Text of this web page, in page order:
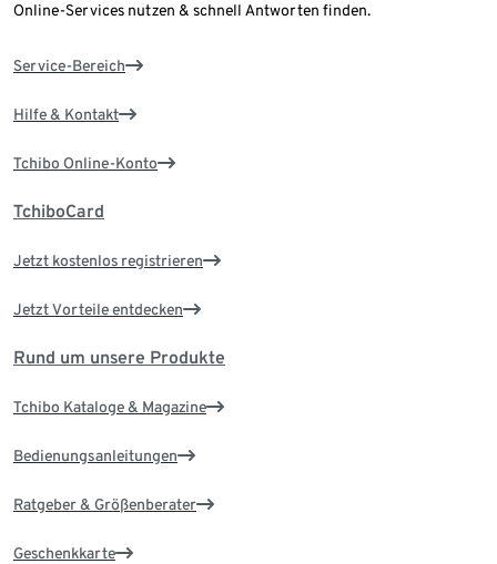
Online-Services nutzen & schnell Antworten finden.
Service-Bereich
Hilfe & Kontakt
Tchibo Online-Konto
TchiboCard
Jetzt kostenlos registrieren
Jetzt Vorteile entdecken
Rund um unsere Produkte
Tchibo Kataloge & Magazine
Bedienungsanleitungen
Ratgeber & Größenberater
Geschenkkarte